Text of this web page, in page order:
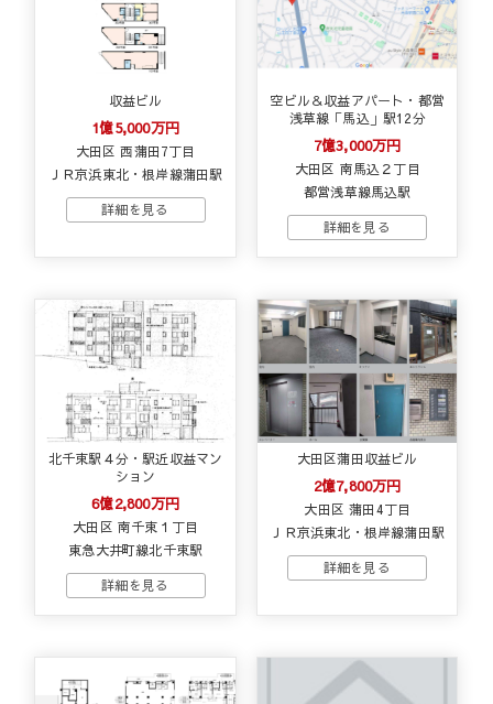
収益ビル
1億5,000万円
大田区 西蒲田7丁目
ＪＲ京浜東北・根岸線蒲田駅
空ビル＆収益アパート・都営
浅草線「馬込」駅12分
7億3,000万円
大田区 南馬込２丁目
都営浅草線馬込駅
北千束駅４分・駅近収益マン
ション
6億2,800万円
大田区 南千束１丁目
東急大井町線北千束駅
大田区蒲田収益ビル
2億7,800万円
大田区 蒲田4丁目
ＪＲ京浜東北・根岸線蒲田駅